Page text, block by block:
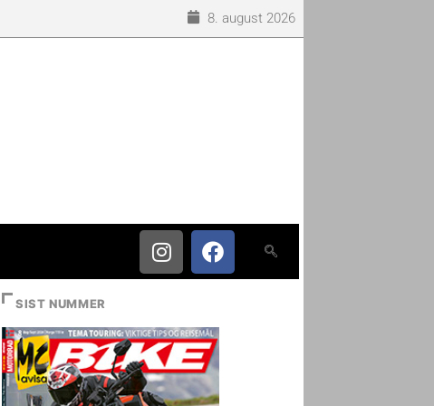
8. august 2026
SIST NUMMER